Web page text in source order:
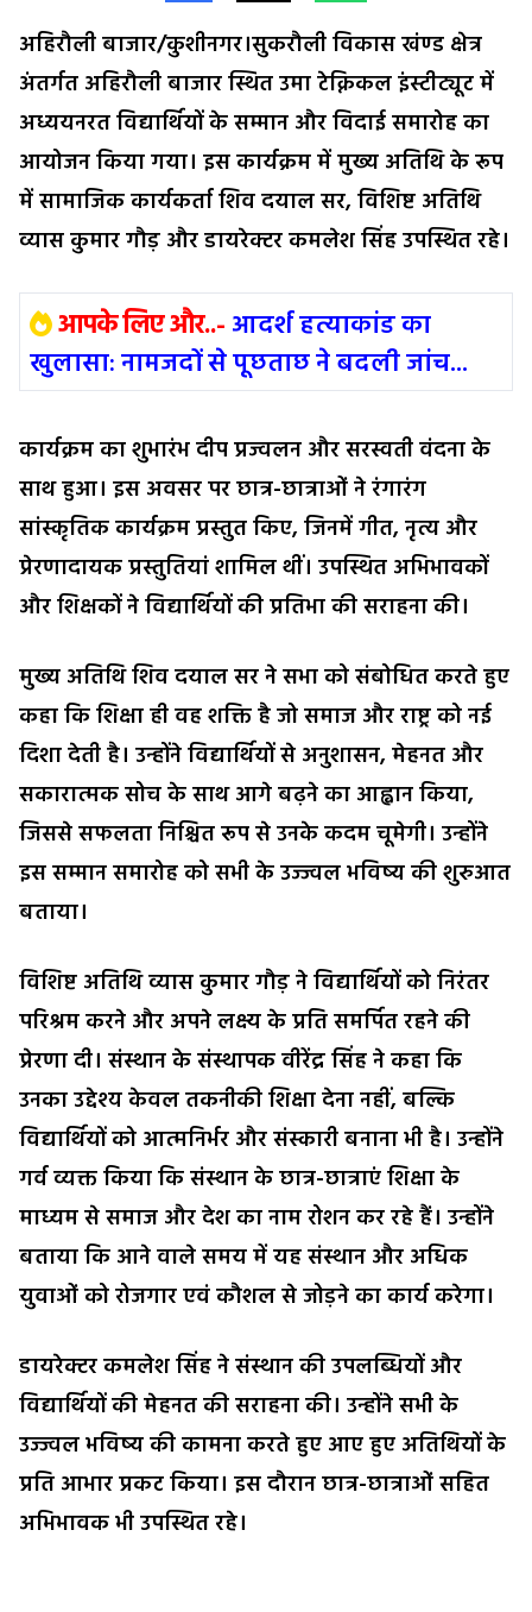
अहिरौली बाजार/कुशीनगर।सुकरौली विकास खंण्ड क्षेत्र
अंतर्गत अहिरौली बाजार स्थित उमा टेक्निकल इंस्टीट्यूट में
अध्ययनरत विद्यार्थियों के सम्मान और विदाई समारोह का
आयोजन किया गया। इस कार्यक्रम में मुख्य अतिथि के रूप
में सामाजिक कार्यकर्ता शिव दयाल सर, विशिष्ट अतिथि
व्यास कुमार गौड़ और डायरेक्टर कमलेश सिंह उपस्थित रहे।
आपके लिए और..- आदर्श हत्याकांड का
खुलासा: नामजदों से पूछताछ ने बदली जांच...
कार्यक्रम का शुभारंभ दीप प्रज्वलन और सरस्वती वंदना के
साथ हुआ। इस अवसर पर छात्र-छात्राओं ने रंगारंग
सांस्कृतिक कार्यक्रम प्रस्तुत किए, जिनमें गीत, नृत्य और
प्रेरणादायक प्रस्तुतियां शामिल थीं। उपस्थित अभिभावकों
और शिक्षकों ने विद्यार्थियों की प्रतिभा की सराहना की।
मुख्य अतिथि शिव दयाल सर ने सभा को संबोधित करते हुए
कहा कि शिक्षा ही वह शक्ति है जो समाज और राष्ट्र को नई
दिशा देती है। उन्होंने विद्यार्थियों से अनुशासन, मेहनत और
सकारात्मक सोच के साथ आगे बढ़ने का आह्वान किया,
जिससे सफलता निश्चित रूप से उनके कदम चूमेगी। उन्होंने
इस सम्मान समारोह को सभी के उज्ज्वल भविष्य की शुरुआत
बताया।
विशिष्ट अतिथि व्यास कुमार गौड़ ने विद्यार्थियों को निरंतर
परिश्रम करने और अपने लक्ष्य के प्रति समर्पित रहने की
प्रेरणा दी। संस्थान के संस्थापक वीरेंद्र सिंह ने कहा कि
उनका उद्देश्य केवल तकनीकी शिक्षा देना नहीं, बल्कि
विद्यार्थियों को आत्मनिर्भर और संस्कारी बनाना भी है। उन्होंने
गर्व व्यक्त किया कि संस्थान के छात्र-छात्राएं शिक्षा के
माध्यम से समाज और देश का नाम रोशन कर रहे हैं। उन्होंने
बताया कि आने वाले समय में यह संस्थान और अधिक
युवाओं को रोजगार एवं कौशल से जोड़ने का कार्य करेगा।
डायरेक्टर कमलेश सिंह ने संस्थान की उपलब्धियों और
विद्यार्थियों की मेहनत की सराहना की। उन्होंने सभी के
उज्ज्वल भविष्य की कामना करते हुए आए हुए अतिथियों के
प्रति आभार प्रकट किया। इस दौरान छात्र-छात्राओं सहित
अभिभावक भी उपस्थित रहे।